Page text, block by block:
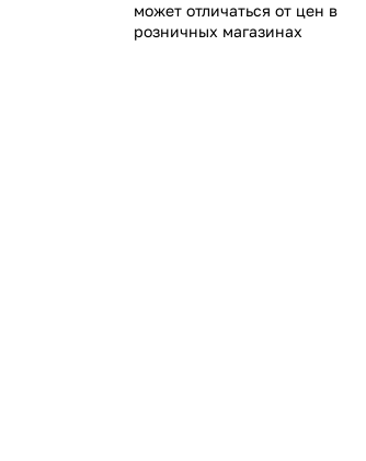
может отличаться от цен в
розничных магазинах